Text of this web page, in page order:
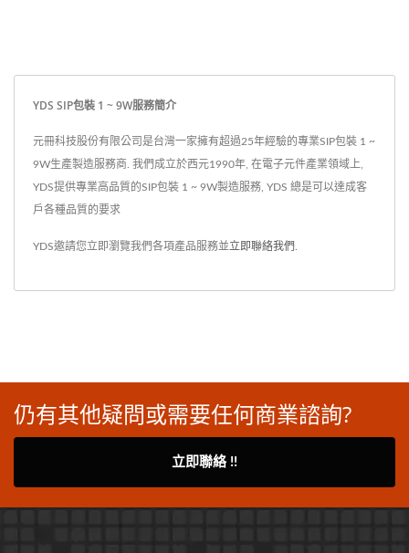
YDS SIP包裝 1 ~ 9W服務簡介
元冊科技股份有限公司是台灣一家擁有超過25年經驗的專業SIP包裝 1 ~
9W生產製造服務商. 我們成立於西元1990年, 在電子元件產業領域上,
YDS提供專業高品質的SIP包裝 1 ~ 9W製造服務, YDS 總是可以達成客
戶各種品質的要求
YDS邀請您立即瀏覽我們各項產品服務並 立即聯絡我們
仍有其他疑問或需要任何商業諮詢?
立即聯絡 !!